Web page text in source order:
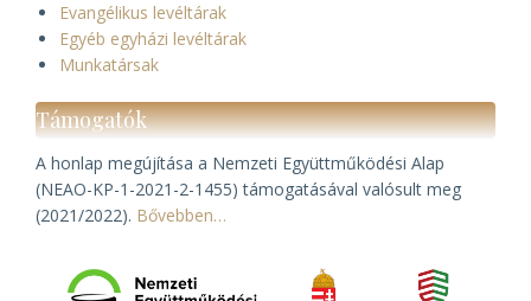
Evangélikus levéltárak
Egyéb egyházi levéltárak
Munkatársak
Támogatók
A honlap megújítása a Nemzeti Együttműködési Alap
(NEAO-KP-1-2021-2-1455) támogatásával valósult meg
(2021/2022). Bővebben…